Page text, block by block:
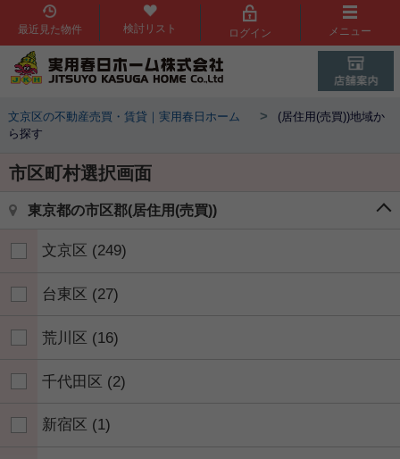
最近見た物件 検討リスト ログイン メニュー
文京区の不動産売買・賃貸｜実用春日ホーム >
(居住用(売買))地域か
ら探す
市区町村選択画面
東京都の市区郡(居住用(売買))
文京区 (249)
台東区 (27)
荒川区 (16)
千代田区 (2)
新宿区 (1)